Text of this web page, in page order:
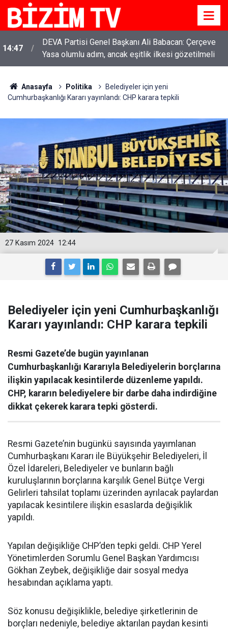
14:47
DEVA Partisi Genel Başkanı Ali Babacan: Çerçeve
Yasa olumlu adım, ancak eşitlik ilkesi gözetilmeli
Anasayfa Politika
Belediyeler için yeni
Cumhurbaşkanlığı Kararı yayınlandı: CHP karara tepkili
12:44
27 Kasım 2024
Belediyeler için yeni Cumhurbaşkanlığı
Kararı yayınlandı: CHP karara tepkili
Resmi Gazete’de bugün yayınlanan
Cumhurbaşkanlığı Kararıyla Belediyelerin borçlarına
ilişkin yapılacak kesintilerde düzenleme yapıldı.
CHP, kararın belediyelere bir darbe daha indirdiğine
dikkat çekerek karara tepki gösterdi.
Resmi Gazete’nin bugünkü sayısında yayımlanan
Cumhurbaşkanı Kararı ile Büyükşehir Belediyeleri, İl
Özel İdareleri, Belediyeler ve bunların bağlı
kuruluşlarının borçlarına karşılık Genel Bütçe Vergi
Gelirleri tahsilat toplamı üzerinden ayrılacak paylardan
yapılacak kesintilere ilişkin esaslarda değişiklik
yapıldı.
Yapılan değişikliğe CHP’den tepki geldi. CHP Yerel
Yönetimlerden Sorumlu Genel Başkan Yardımcısı
Gökhan Zeybek, değişikliğe dair sosyal medya
hesabından açıklama yaptı.
Söz konusu değişiklikle, belediye şirketlerinin de
borçları nedeniyle, belediye aktarılan paydan kesinti